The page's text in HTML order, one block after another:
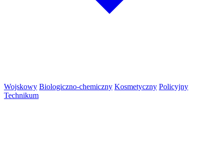
Wojskowy Biologiczno-chemiczny Kosmetyczny Policyjny
Technikum